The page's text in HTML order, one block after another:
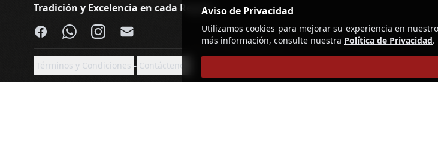
Aviso de Privacidad
Utilizamos cookies para mejorar su experiencia en
más información, consulte nuestra Política de Privacidad.
Tradición y Excelencia en cada Regalo
Facebook
WhatsApp
Instagram
Email
Términos y Condiciones - Contáctenos